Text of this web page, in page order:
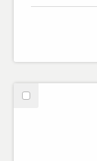
Välj